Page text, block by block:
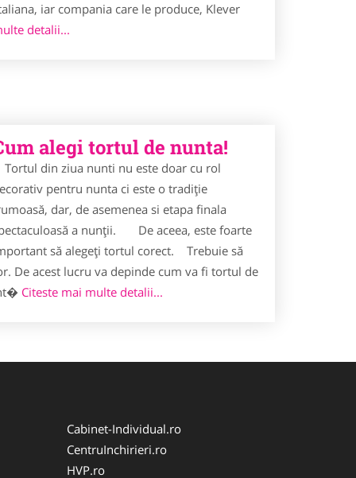
iar compania care le produce, Klever
detalii...
alegi tortul de nunta!
Tortul din ziua nunti nu este doar cu rol
pentru nunta ci este o tradiţie
dar, de asemenea si etapa finala
a nunţii. De aceea, este foarte
să alegeţi tortul corect. Trebuie să
De acest lucru va depinde cum va fi tortul de
Citeste mai multe detalii...
Cabinet-Individual.ro
CentruInchirieri.ro
HVP.ro